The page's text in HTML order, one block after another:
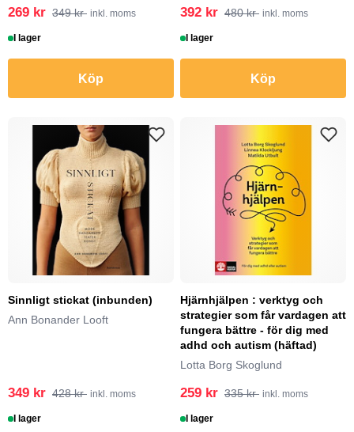
269 kr 349 kr inkl. moms
I lager
Köp
392 kr 480 kr inkl. moms
I lager
Köp
Sinnligt stickat (inbunden)
Ann Bonander Looft
349 kr 428 kr inkl. moms
I lager
Hjärnhjälpen : verktyg och
strategier som får vardagen att
fungera bättre - för dig med
adhd och autism (häftad)
Lotta Borg Skoglund
259 kr 335 kr inkl. moms
I lager